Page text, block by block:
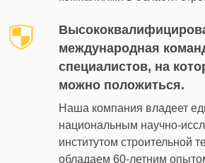
международная
специалистов, на
можно положиться.
Наша компания владеет
национальным научно-
институтом строительной
обладаем 60-летним